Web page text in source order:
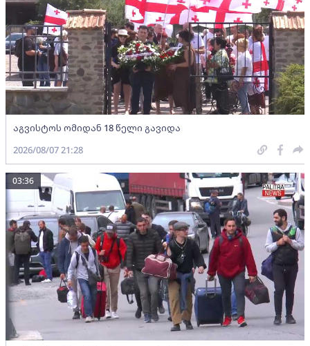
აგვისტოს ომიდან 18 წელი გავიდა
2026/08/07 21:28
03:36